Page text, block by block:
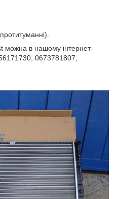
можна в нашому інтернет-
0673781807,